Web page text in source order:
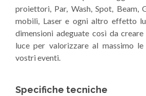
proiettori, Par, Wash, Spot, Beam,
mobili, Laser e ogni altro effetto
dimensioni adeguate così da
luce per valorizzare al massimo
vostri eventi.
Specifiche tecniche